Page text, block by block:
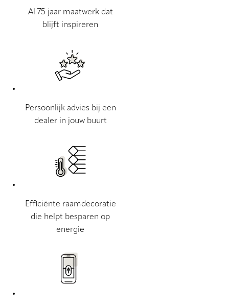
Al 75 jaar maatwerk dat
blijft inspireren
Persoonlijk advies bij een
dealer in jouw buurt
Efficiënte raamdecoratie
die helpt besparen op
energie